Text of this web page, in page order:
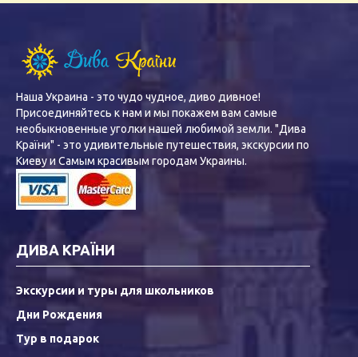
Наша Украина - это чудо чудное, диво дивное!
Присоединяйтесь к нам и мы покажем вам самые
необыкновенные уголки нашей любимой земли. "Дива
Країни" - это удивительные путешествия, экскурсии по
Киеву и Самым красивым городам Украины.
ДИВА КРАЇНИ
Экскурсии и туры для школьников
Дни Рождения
Тур в подарок